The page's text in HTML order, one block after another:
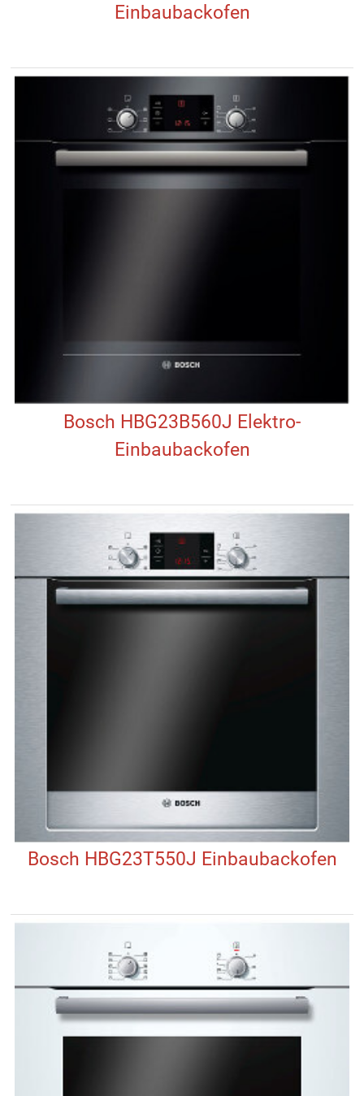
Einbaubackofen
Bosch HBG23B560J Elektro-
Einbaubackofen
Bosch HBG23T550J Einbaubackofen